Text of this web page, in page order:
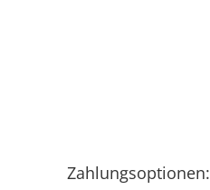
Zahlungsoptionen: